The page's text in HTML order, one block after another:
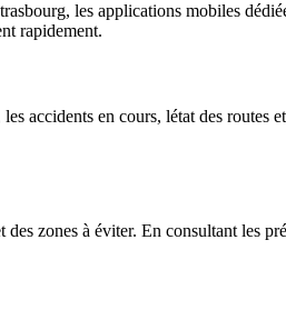
les applications mobiles
rapidement.
accidents en cours, létat des routes
zones à éviter. En consultant les